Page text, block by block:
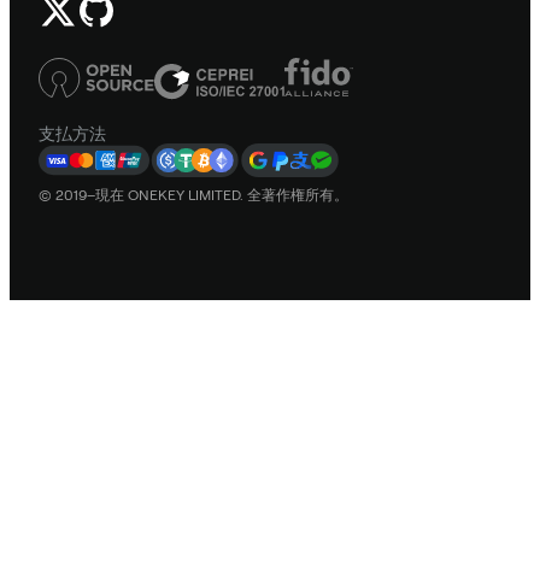
支払方法
© 2019–現在 ONEKEY LIMITED. 全著作権所有。